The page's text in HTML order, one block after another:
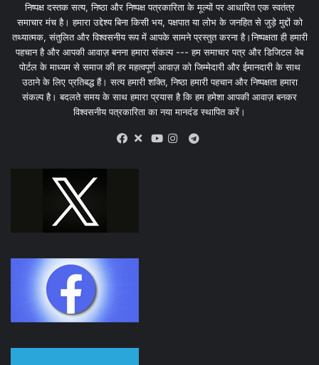
निष्पक्ष दस्तक सत्य, निष्ठा और निष्पक्ष पत्रकारिता के मूल्यों पर आधारित एक स्वतंत्र
समाचार मंच है। हमारा उद्देश्य बिना किसी भय, पक्षपात या लोभ के जनहित से जुड़े मुद्दों को
तथ्यात्मक, संतुलित और विश्वसनीय रूप में आपके सामने प्रस्तुत करना है।निष्पक्षता ही हमारी
पहचान है और आपकी आवाज़ बनना हमारा संकल्प --- हम समाचार पत्र और डिजिटल वेब
पोर्टल के माध्यम से समाज की हर महत्वपूर्ण आवाज़ को जिम्मेदारी और ईमानदारी के साथ
उठाने के लिए प्रतिबद्ध हैं। सत्य हमारी शक्ति, निष्ठा हमारी पहचान और निष्पक्षता हमारा
संकल्प है। बदलते समय के साथ हमारा प्रयास है कि हम हमेशा आपकी आवाज़ बनकर
विश्वसनीय पत्रकारिता का नया मानदंड स्थापित करें।
X
Telegram